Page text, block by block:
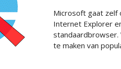
Microsoft gaat zelf
Internet Explorer
standaardbrowser.
te maken van